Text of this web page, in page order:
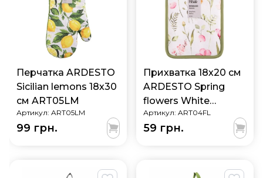
Перчатка ARDESTO
Sicilian lemons 18х30
см ART05LM
Артикул: ART05LM
99 грн.
Прихватка 18х20 см
ARDESTO Spring
flowers White
ART04FL
Артикул: ART04FL
59 грн.